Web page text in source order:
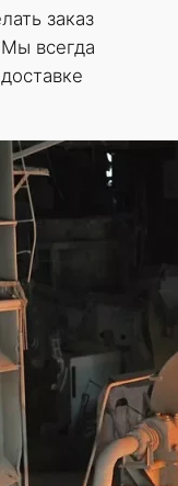
заказ
всегда